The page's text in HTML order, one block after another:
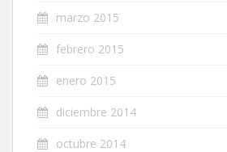
marzo 2015
febrero 2015
enero 2015
diciembre 2014
octubre 2014